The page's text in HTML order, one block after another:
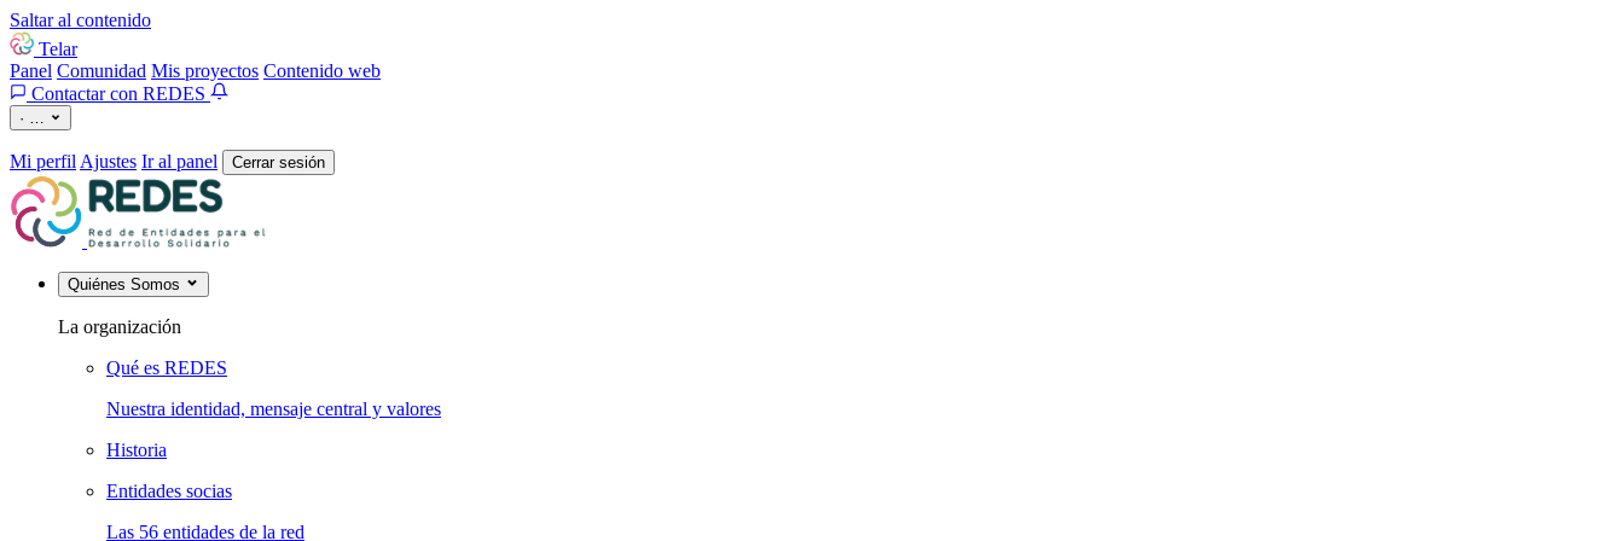
Saltar al contenido
Telar
Panel Comunidad Mis proyectos Contenido web
Contactar con REDES
· …
Mi perfil Ajustes Ir al panel Cerrar sesión
Quiénes Somos
La organización
Qué es REDES
Nuestra identidad, mensaje central y valores
Historia
Entidades socias
Las 56 entidades de la red